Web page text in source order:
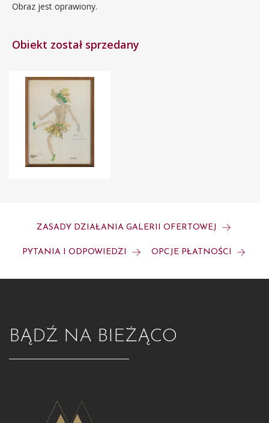
Obraz jest oprawiony.
Obiekt został sprzedany
ZASADY DZIAŁANIA GALERII OFERTOWEJ
PYTANIA I ODPOWIEDZI OPCJE PŁATNOŚCI
BĄDŹ NA BIEŻĄCO